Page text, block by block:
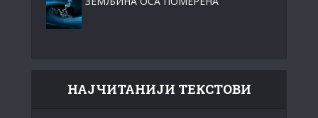
НАЈЧИТАНИЈИ ТЕКСТОВИ